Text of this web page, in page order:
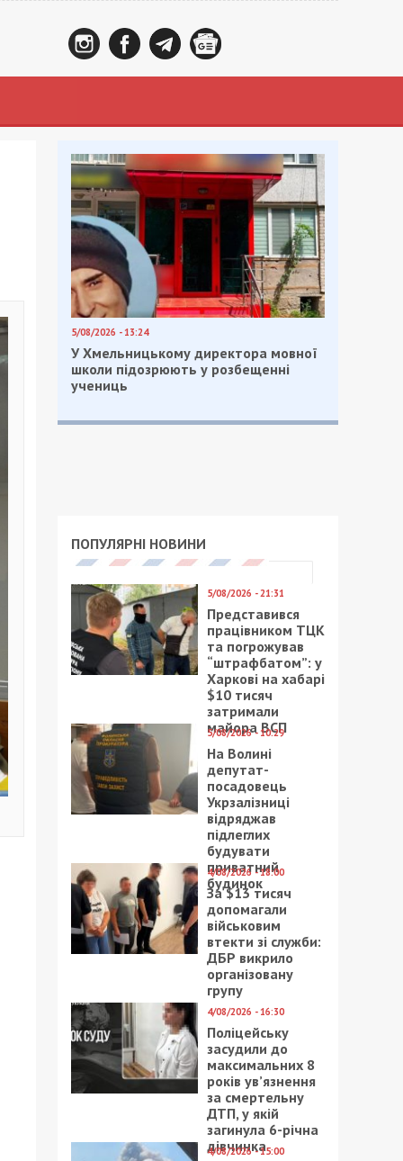
5/08/2026 - 13:24
У Хмельницькому директора мовної
школи підозрюють у розбещенні
учениць
ПОПУЛЯРНІ НОВИНИ
5/08/2026 - 21:31
Представився
працівником ТЦК
та погрожував
“штрафбатом”: у
Харкові на хабарі
$10 тисяч
затримали
майора ВСП
5/08/2026 - 10:29
На Волині
депутат-
посадовець
Укрзалізниці
відряджав
підлеглих
будувати
приватний
будинок
4/08/2026 - 18:00
За $13 тисяч
допомагали
військовим
втекти зі служби:
ДБР викрило
організовану
групу
4/08/2026 - 16:30
Поліцейську
засудили до
максимальних 8
років ув’язнення
за смертельну
ДТП, у якій
загинула 6-річна
дівчинка
4/08/2026 - 15:00